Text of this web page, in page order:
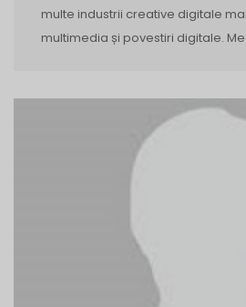
multe industrii creative digitale
multimedia și povestiri digitale.